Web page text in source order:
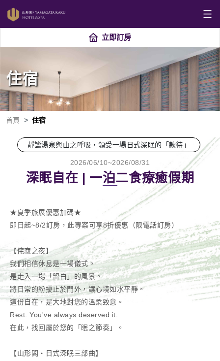
立即訂房
住宿
首頁 住宿
靜謐湯泉與山之呼吸，領受一場日式深眠的「款待」
2026/06/10~2026/08/31
深眠自在 | 一泊二食療癒假期
★夏季旅展優惠加碼★
即日起~8/2訂房，此專案可享8折優惠（限電話訂房）
【侘寂之夜】
我們相信休息是一場儀式。
是走入一場「留白」的風景。
將日常的紛擾止於門外，讓心境如水平靜。
這份自在，是大地對您的溫柔致意。
Rest. You've always deserved it.
在此，找回屬於您的「眠之節奏」。
【山形閣・日式深眠三部曲】